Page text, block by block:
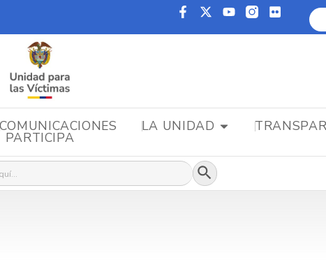
COMUNICACIONES LA UNIDAD
PARTICIPA
Botón de búsqueda